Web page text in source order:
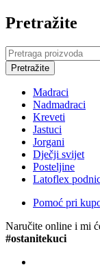
Pretražite
Madraci
Nadmadraci
Kreveti
Jastuci
Jorgani
Dječji svijet
Posteljine
Latoflex
Pomoć pri
Naručite online i mi
#ostanitekuci